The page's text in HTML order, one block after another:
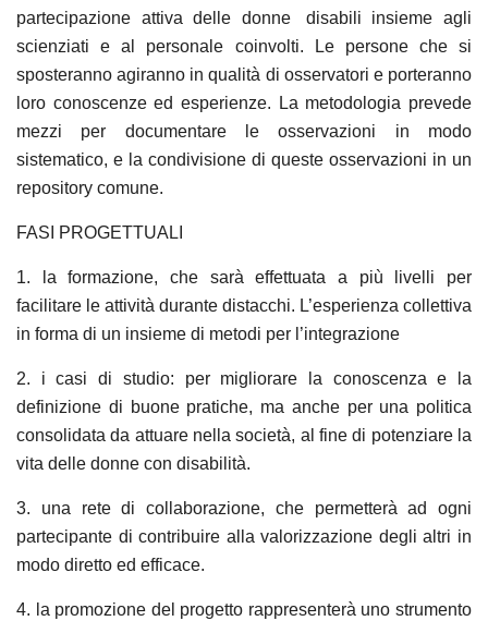
partecipazione attiva delle donne
disabili insieme agli
scienziati e al personale coinvolti. Le persone che si
sposteranno agiranno in qualità di osservatori e porteranno
loro conoscenze ed esperienze. La metodologia prevede
mezzi per documentare le osservazioni in modo
sistematico, e la condivisione di queste osservazioni in un
repository comune.
FASI PROGETTUALI
1. laformazione, che sarà effettuata a più livelli per
facilitare le attività durante distacchi. L’esperienza collettiva
in forma di un insieme di metodi per l’integrazione
2. icasi di studio: per migliorare la conoscenza e la
definizione di buone pratiche, ma anche per una politica
consolidata da attuare nella società, al fine di potenziare la
vita delle donne con disabilità.
3. una rete di collaborazione, che permetterà ad ogni
partecipante di contribuire alla valorizzazione degli altri in
modo diretto ed efficace.
4. la promozione del progetto rappresenterà uno strumento